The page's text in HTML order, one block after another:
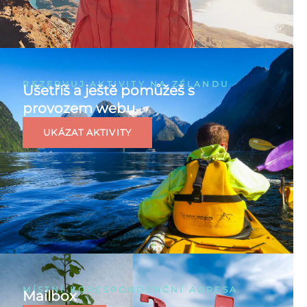
REZERVUJ AKTIVITY NA ZÉLANDU
Ušetříš a ještě pomůžeš s
provozem webu
UKÁZAT AKTIVITY
MÍSTNÍ KORESPONDENČNÍ ADRESA
Mailbox